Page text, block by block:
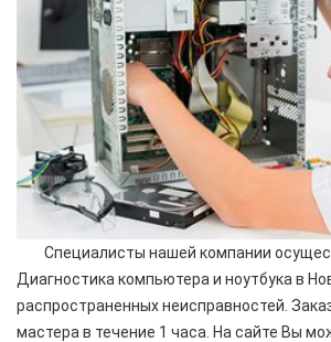
Специалисты нашей компании
Диагностика компьютера и ноутбука в
распространенных неисправностей.
мастера в течение 1 часа. На сайте Вы